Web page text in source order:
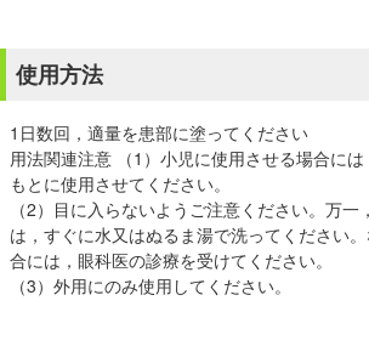
使用方法
1日数回，適量を患部に塗ってください
用法関連注意 （1）小児に使用させる場合に
もとに使用させてください。
（2）目に入らないようご注意ください。万
は，すぐに水又はぬるま湯で洗ってください
合には，眼科医の診療を受けてください。
（3）外用にのみ使用してください。